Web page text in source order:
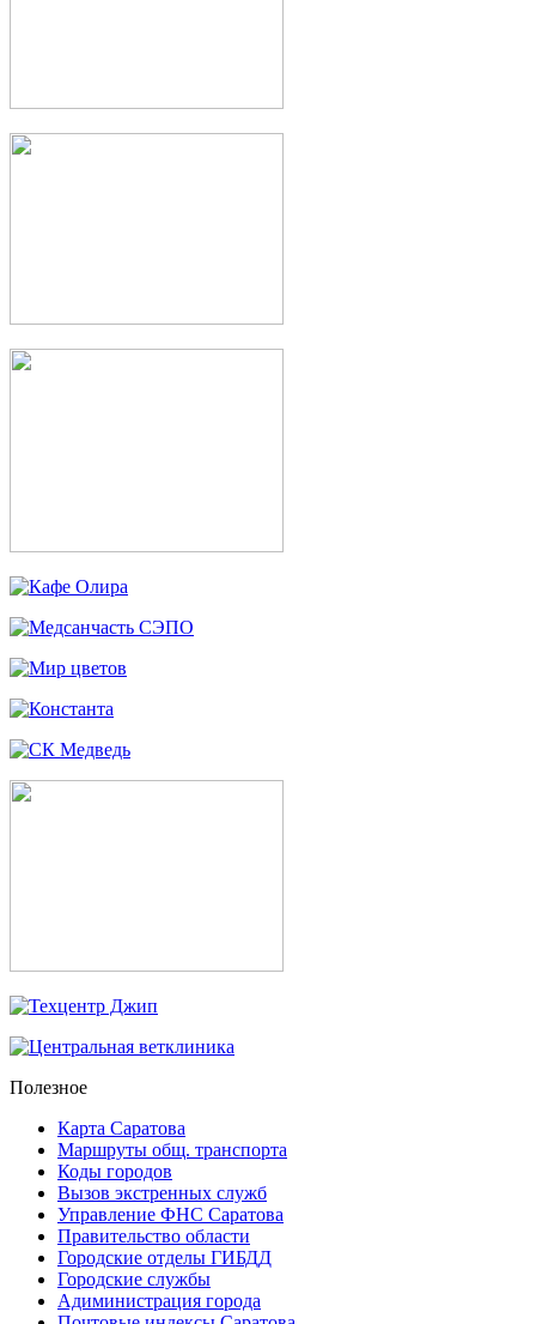
Полезное
Карта Саратова
Маршруты общ. транспорта
Коды городов
Вызов экстренных служб
Управление ФНС Саратова
Правительство области
Городские отделы ГИБДД
Городские службы
Адиминистрация города